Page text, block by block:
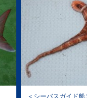
シーバスガイド船